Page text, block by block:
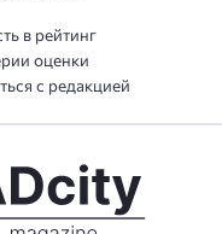
в рейтинг
оценки
с редакцией